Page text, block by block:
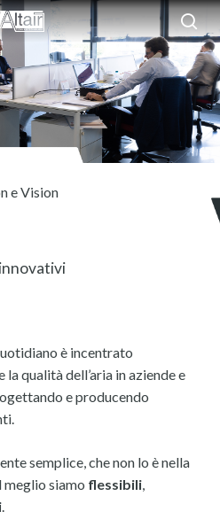
e Vision
è incentrato
qualità dell’aria in aziende e
e producendo
semplice, che non lo è nella
siamo flessibili,
.